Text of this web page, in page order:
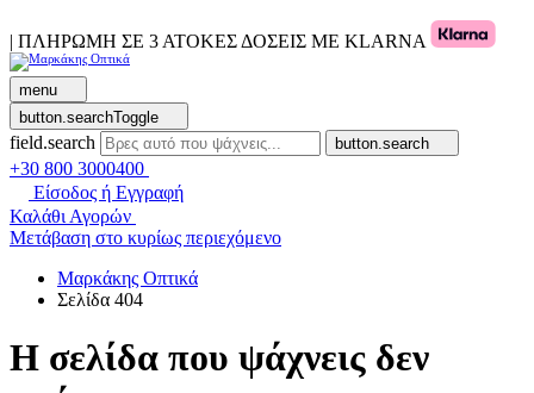
| ΠΛΗΡΩΜΗ ΣΕ 3 ΑΤΟΚΕΣ ΔΟΣΕΙΣ ΜΕ KLARNA
menu
button.searchToggle
field.search button.search
+30 800 3000400
Είσοδος ή Εγγραφή
Καλάθι Αγορών
Μετάβαση στο κυρίως περιεχόμενο
Μαρκάκης Οπτικά
Σελίδα 404
Η σελίδα που ψάχνεις δεν